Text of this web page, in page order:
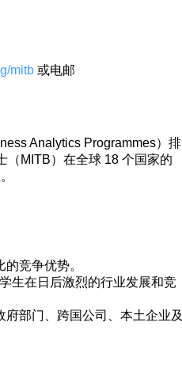
mitb 或电邮
Analytics Programmes）排
（MITB）在全球 18 个国家的
竞争优势。
生在日后激烈的行业发展和竞
部门、跨国公司、本土企业及